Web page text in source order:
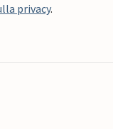
privacy.